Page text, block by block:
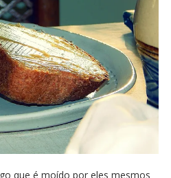
que é moído por eles mesmos